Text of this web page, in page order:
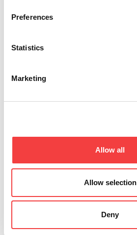
Preferences
Statistics
Marketing
Allow all
Allow selection
Deny
Je souhaite recevoir des
Keyline S.p.A.
Via Camillo Bianchi, 2
31015 Conegliano (TV) Italy
. +39 0438 202520